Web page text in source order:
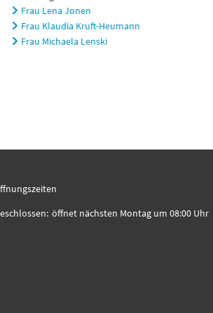
Frau Lena Jonen
Frau Klaudia Kruft-Heumann
Frau Michaela Lenski
um weitere Öffnungs- oder Schließzeiten
öffnet nächsten Montag um 08:00 Uhr